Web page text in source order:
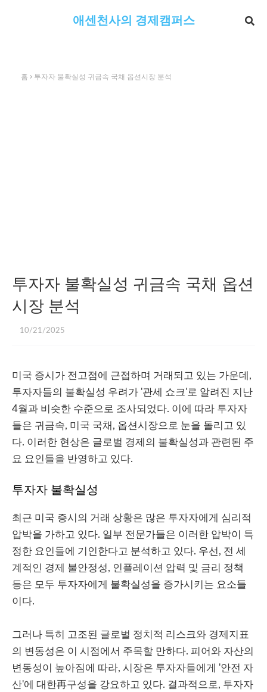
애센천사의 경제캠퍼스
홈 투자자 불확실성 귀금속 국채 옵션시장 분석
투자자 불확실성 귀금속 국채 옵션
시장 분석
10/21/2025
미국 증시가 전고점에 근접하며 거래되고 있는 가운데,
투자자들의 불확실성 우려가 '관세 쇼크'로 알려진 지난
4월과 비슷한 수준으로 조사되었다. 이에 따라 투자자
들은 귀금속, 미국 국채, 옵션시장으로 눈을 돌리고 있
다. 이러한 현상은 글로벌 경제의 불확실성과 관련된 주
요 요인들을 반영하고 있다.
투자자 불확실성
최근 미국 증시의 거래 상황은 많은 투자자에게 심리적
압박을 가하고 있다. 일부 전문가들은 이러한 압박이 특
정한 요인들에 기인한다고 분석하고 있다. 우선, 전 세
계적인 경제 불안정성, 인플레이션 압력 및 금리 정책
등은 모두 투자자에게 불확실성을 증가시키는 요소들
이다.
그러나 특히 고조된 글로벌 정치적 리스크와 경제지표
의 변동성은 이 시점에서 주목할 만하다. 피어와 자산의
변동성이 높아짐에 따라, 시장은 투자자들에게 '안전 자
산'에 대한再구성을 강요하고 있다. 결과적으로, 투자자